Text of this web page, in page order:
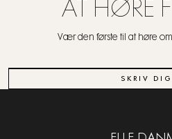
AT HØRE
Vær den første til at høre
SKRIV